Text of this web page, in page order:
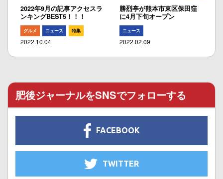
2022年9月の記事アクセスラ
ンキングBEST5！！！
グルメ ニュース 特集
2022.10.04
勝烈亭が熊本市東区保田窪
に4月下旬オープン
ニュース
2022.02.09
肥後ジャーナルをSNSでフォローする
FACEBOOK
TWITTER